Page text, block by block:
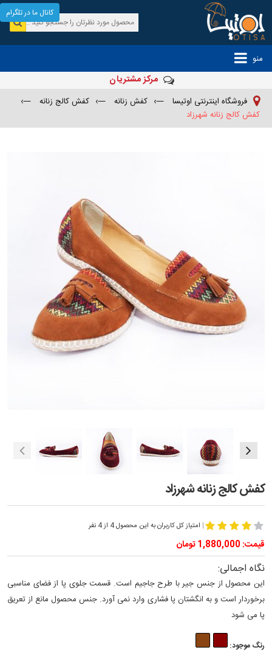
منو
مرکز مشتریان
فروشگاه اینترنتی اوتیسا —› کفش زنانه —› کفش کالج زنانه
—›
کفش کالج زنانه شهرزاد
کفش کالج زنانه شهرزاد
| امتیاز کل کاربران به این محصول 4 از 4 نفر
قیمت: 1,880,000 تومان
نگاه اجمالی:
این محصول از جنس جیر با طرح جاجیم است. قسمت جلوی پا از فضای مناسبی
برخوردار است و به انگشتان پا فشاری وارد نمی آورد. جنس محصول مانع از تعریق
پا می شود
رنگ موجود:
کانال ما در تلگرام